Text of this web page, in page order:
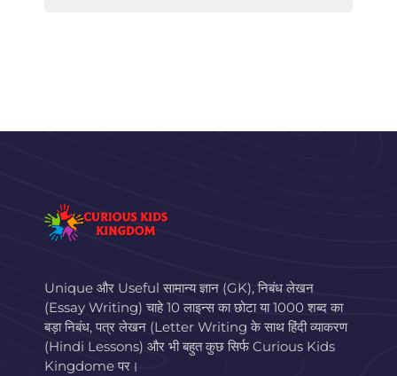
Unique और Useful सामान्य ज्ञान (GK), निबंध लेखन
(Essay Writing) चाहे 10 लाइन्स का छोटा या 1000 शब्द का
बड़ा निबंध, पत्र लेखन (Letter Writing के साथ हिंदी व्याकरण
(Hindi Lessons) और भी बहुत कुछ सिर्फ Curious Kids
Kingdome पर।